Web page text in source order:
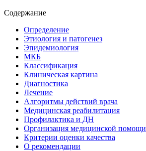
Содержание
Определение
Этиология и патогенез
Эпидемиология
МКБ
Классификация
Клиническая картина
Диагностика
Лечение
Алгоритмы действий врача
Медицинская реабилитация
Профилактика и ДН
Организация медицинской помощи
Критерии оценки качества
О рекомендации